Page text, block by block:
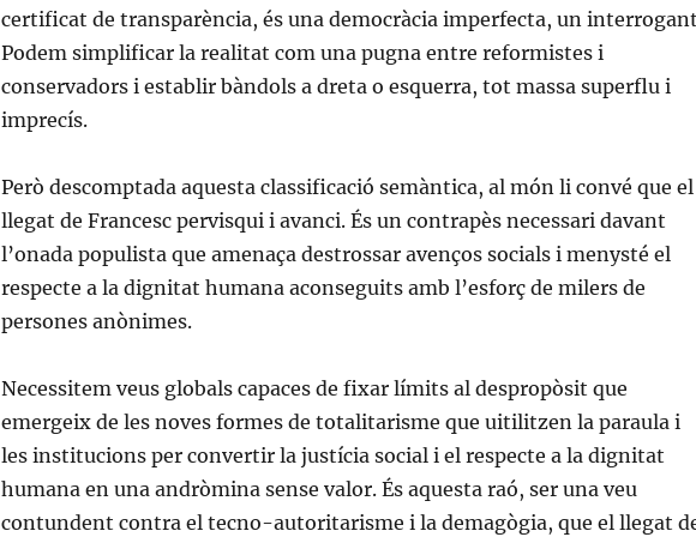
certificat de transparència, és una democràcia imperfecta, un
Podem simplificar la realitat com una pugna entre reformistes i
conservadors i establir bàndols a dreta o esquerra, tot massa superflu i
imprecís.
Però descomptada aquesta classificació semàntica, al món li convé que el
llegat de Francesc pervisqui i avanci. És un contrapès necessari davant
l’onada populista que amenaça destrossar avenços socials i menysté el
respecte a la dignitat humana aconseguits amb l’esforç de milers de
persones anònimes.
Necessitem veus globals capaces de fixar límits al despropòsit que
emergeix de les noves formes de totalitarisme que uitilitzen la paraula i
les institucions per convertir la justícia social i el respecte a la dignitat
humana en una andròmina sense valor. És aquesta raó, ser una veu
contundent contra el tecno-autoritarisme i la demagògia, que el llegat